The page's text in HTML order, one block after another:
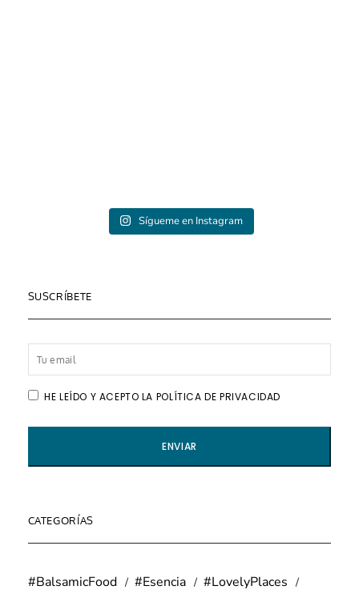
Sígueme en Instagram
SUSCRÍBETE
HE LEÍDO Y ACEPTO LA POLÍTICA DE PRIVACIDAD
CATEGORÍAS
#BalsamicFood #Esencia
#LovelyPlaces